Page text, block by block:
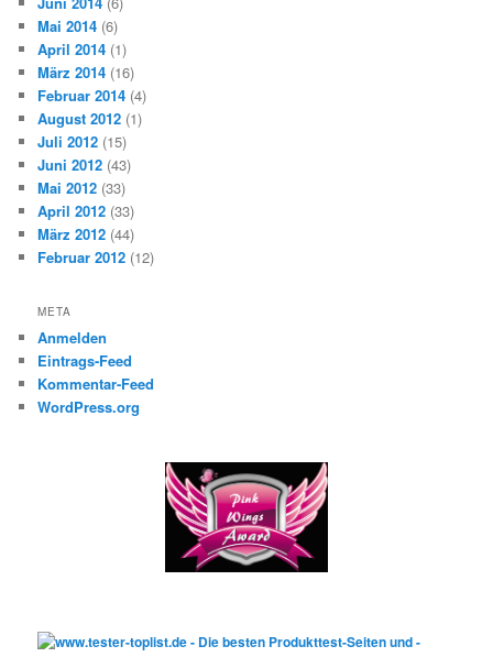
Mai 2014 (6)
April 2014 (1)
März 2014 (16)
Februar 2014 (4)
August 2012 (1)
Juli 2012 (15)
Juni 2012 (43)
Mai 2012 (33)
April 2012 (33)
März 2012 (44)
Februar 2012 (12)
META
Anmelden
Eintrags-Feed
Kommentar-Feed
WordPress.org